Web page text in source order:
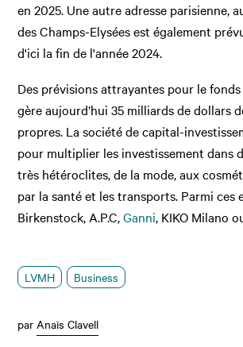
en 2025. Une autre adresse parisienne,
des Champs-Elysées est également
d'ici la fin de l'année 2024.
Des prévisions attrayantes pour le
gère aujourd’hui 35 milliards de dollars
propres. La société de capital-
pour multiplier les investissement dans
très hétéroclites, de la mode, aux
par la santé et les transports. Parmi ces
Birkenstock, A.P.C,Ganni, KIKO Milano
LVMH Business
parAnaïs Clavell